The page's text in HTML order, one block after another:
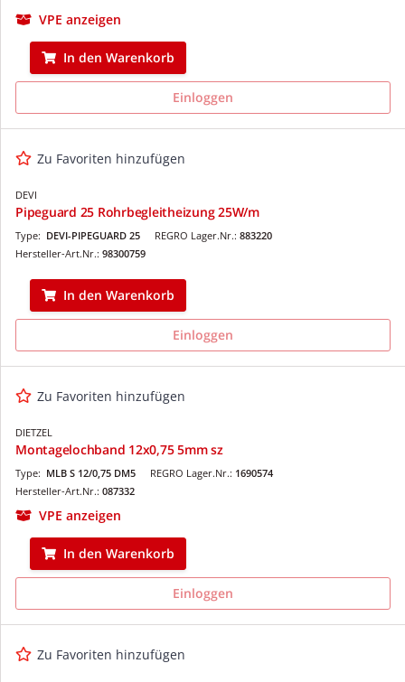
VPE anzeigen
In den Warenkorb
Einloggen
Zu Favoriten hinzufügen
DEVI
Pipeguard 25 Rohrbegleitheizung 25W/m
REGRO Lager.Nr.: 883220
Type: DEVI-PIPEGUARD 25
Hersteller-Art.Nr.: 98300759
In den Warenkorb
Einloggen
Zu Favoriten hinzufügen
DIETZEL
Montagelochband 12x0,75 5mm sz
REGRO Lager.Nr.: 1690574
Type: MLB S 12/0,75 DM5
Hersteller-Art.Nr.: 087332
VPE anzeigen
In den Warenkorb
Einloggen
Zu Favoriten hinzufügen